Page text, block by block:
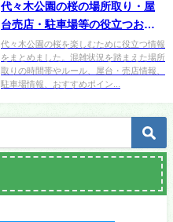
代々木公園の桜の場所取り・屋
台売店・駐車場等の役立つお花
見情報まとめ
代々木公園の桜を楽しむために役立つ情報
をまとめました。混雑状況を踏まえた場所
取りの時間帯やルール、屋台・売店情報、
駐車場情報、おすすめポイン...